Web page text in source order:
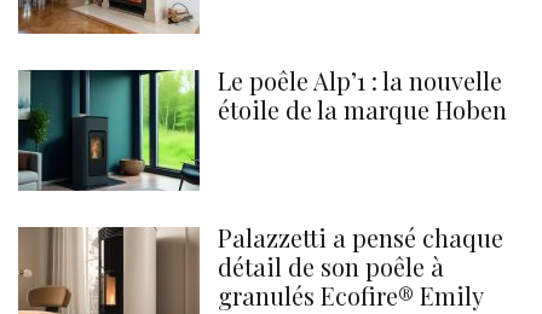
Le poêle Alp’1 : la nouvelle
étoile de la marque Hoben
Palazzetti a pensé chaque
détail de son poêle à
granulés Ecofire® Emily